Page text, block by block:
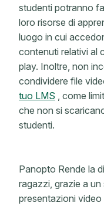
studenti potranno
loro risorse di
luogo in cui
contenuti relativi al
play. Inoltre, non
condividere file
tuo LMS , come
che non si
studenti.
Panopto Rende la
ragazzi, grazie a
presentazioni